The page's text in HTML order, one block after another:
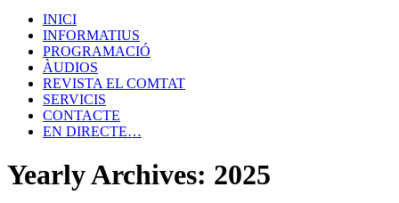
INICI
INFORMATIUS
PROGRAMACIÓ
ÀUDIOS
REVISTA EL COMTAT
SERVICIS
CONTACTE
EN DIRECTE…
Yearly Archives: 2025